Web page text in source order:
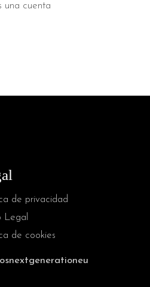
una cuenta
de privacidad
Legal
de cookies